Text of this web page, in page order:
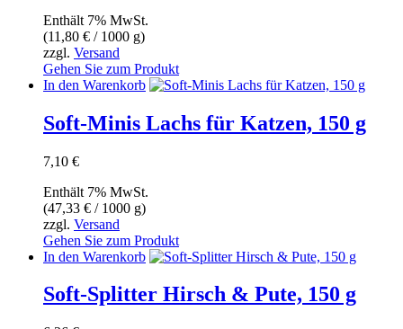
Enthält 7% MwSt.
(11,80 € / 1000 g)
zzgl. Versand
Gehen Sie zum Produkt
In den Warenkorb
Soft-Minis Lachs für Katzen, 150 g
7,10 €
Enthält 7% MwSt.
(47,33 € / 1000 g)
zzgl. Versand
Gehen Sie zum Produkt
In den Warenkorb
Soft-Splitter Hirsch & Pute, 150 g